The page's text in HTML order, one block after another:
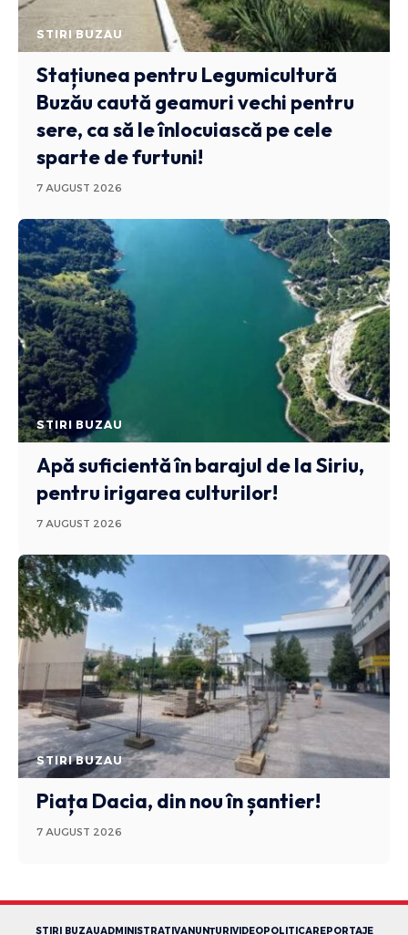
STIRI BUZAU
Stațiunea pentru Legumicultură
Buzău caută geamuri vechi pentru
sere, ca să le înlocuiască pe cele
sparte de furtuni!
7 AUGUST 2026
STIRI BUZAU
Apă suficientă în barajul de la Siriu,
pentru irigarea culturilor!
7 AUGUST 2026
STIRI BUZAU
Piața Dacia, din nou în șantier!
7 AUGUST 2026
STIRI BUZAUADMINISTRATIVANUNȚURIVIDEOPOLITICAREPORTAJE